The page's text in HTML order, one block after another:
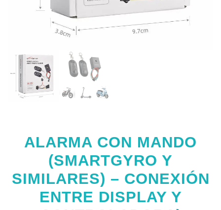
ALARMA CON MANDO
(SMARTGYRO Y
SIMILARES) – CONEXIÓN
ENTRE DISPLAY Y